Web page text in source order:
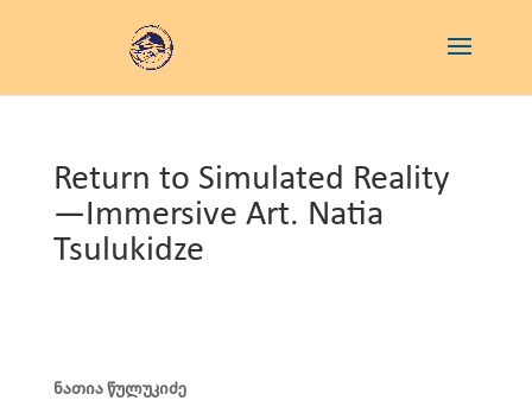
Return to Simulated Reality
—Immersive Art. Natia
Tsulukidze
ნათია წულუკიძე